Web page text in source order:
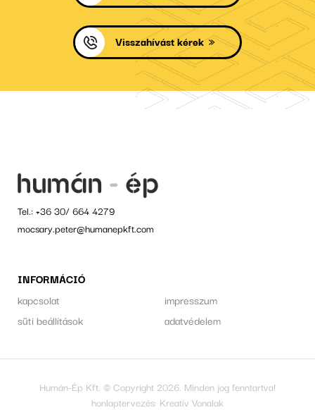
Visszahívást kérek
Tel.:+36 30/ 664 4279
mocsary.peter@humanepkft.com
INFORMÁCIÓ
kapcsolat
impresszum
süti beállítások
adatvédelem
Humán-Ép Kft. © Copyright 2026. Minden jog fenntartva!
honlaptervezés: Kreatív Vonalak